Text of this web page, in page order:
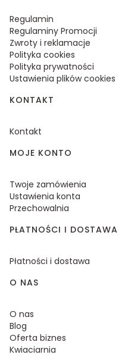
Regulamin
Regulaminy Promocji
Zwroty i reklamacje
Polityka cookies
Polityka prywatności
Ustawienia plików cookies
KONTAKT
Kontakt
MOJE KONTO
Twoje zamówienia
Ustawienia konta
Przechowalnia
PŁATNOŚCI I DOSTAWA
Płatności i dostawa
O NAS
O nas
Blog
Oferta biznes
Kwiaciarnia